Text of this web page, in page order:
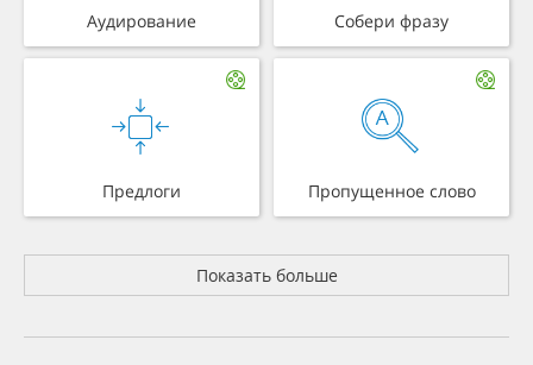
Аудирование Собери фразу
Предлоги Пропущенное слово
Показать больше